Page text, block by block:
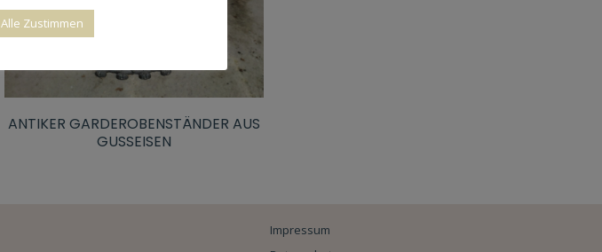
ANTIKER GARDEROBENSTÄNDER AUS
GUSSEISEN
Impressum
Alle Zustimmen